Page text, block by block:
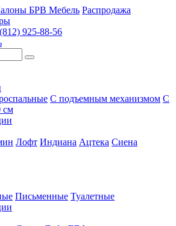
БРВ Мебель Распродажа
925-88-56
С подъемным механизмом С
см
Лофт Индиана Ацтека Сиена
Письменные Туалетные